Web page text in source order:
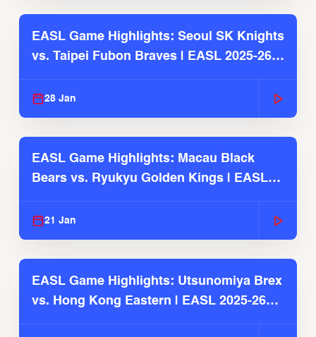
EASL Game Highlights: Seoul SK Knights
vs. Taipei Fubon Braves | EASL 2025-26
28 Jan
EASL Game Highlights: Macau Black
Bears vs. Ryukyu Golden Kings | EASL
21 Jan
EASL Game Highlights: Utsunomiya Brex
vs. Hong Kong Eastern | EASL 2025-26